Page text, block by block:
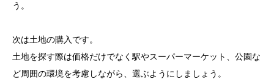
う。
次は土地の購入です。
土地を探す際は価格だけでなく駅やスーパーマーケット、公園な
ど周囲の環境を考慮しながら、選ぶようにしましょう。